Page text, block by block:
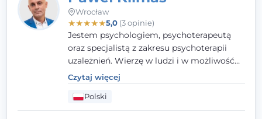
Wrocław
★★★★★5,0(3 opinie)
Jestem psychologiem, psychoterapeutą
oraz specjalistą z zakresu psychoterapii
uzależnień. Wierzę w ludzi i w możliwość
wprowadzenia zmian w ich życiu. Bardzo
często przekonuje się o tym, że każdy z nas,
w tym Ty i ja, ma wpływ na swoje
szczęście. Należy uwierzyć w siebie i działać
Czytaj więcej
Polski